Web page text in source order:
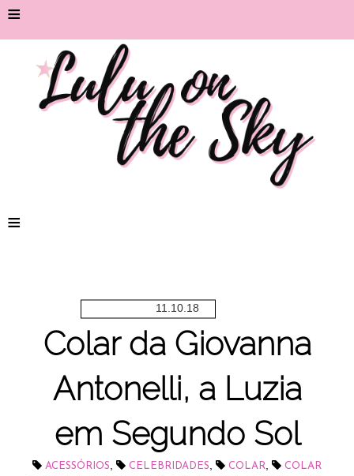
≡
≡
11.10.18
Colar da Giovanna
Antonelli, a Luzia
em Segundo Sol
ACESSÓRIOS, CELEBRIDADES, COLAR,
COLAR